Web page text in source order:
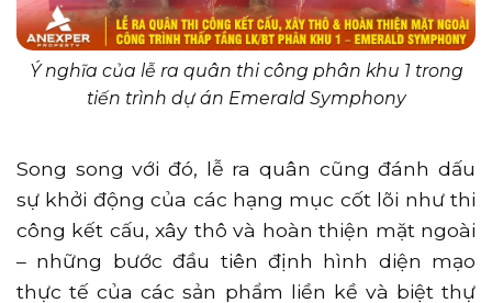
Ý nghĩa của lễ ra quân thi công phân khu 1 trong
tiến trình dự án Emerald Symphony
Song song với đó, lễ ra quân cũng đánh dấu
sự khởi động của các hạng mục cốt lõi như thi
công kết cấu, xây thô và hoàn thiện mặt ngoài
– những bước đầu tiên định hình diện mạo
thực tế của các sản phẩm liền kề và biệt thự